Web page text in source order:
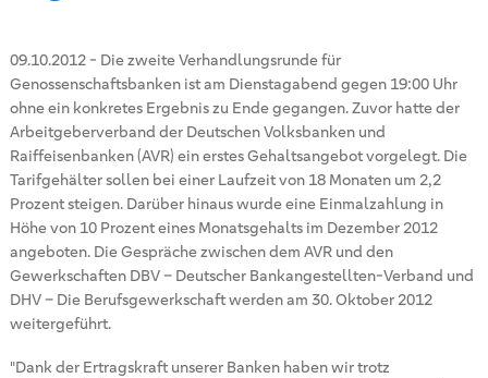
09.10.2012- Die zweite Verhandlungsrunde für
Genossenschaftsbanken ist am Dienstagabend gegen 19:00 Uhr
ohne ein konkretes Ergebnis zu Ende gegangen. Zuvor hatte der
Arbeitgeberverband der Deutschen Volksbanken und
Raiffeisenbanken (AVR) ein erstes Gehaltsangebot vorgelegt. Die
Tarifgehälter sollen bei einer Laufzeit von 18 Monaten um 2,2
Prozent steigen. Darüber hinaus wurde eine Einmalzahlung in
Höhe von 10 Prozent eines Monatsgehalts im Dezember 2012
angeboten. Die Gespräche zwischen dem AVR und den
Gewerkschaften DBV – Deutscher Bankangestellten-Verband und
DHV – Die Berufsgewerkschaft werden am 30. Oktober 2012
weitergeführt.
"Dank der Ertragskraft unserer Banken haben wir trotz